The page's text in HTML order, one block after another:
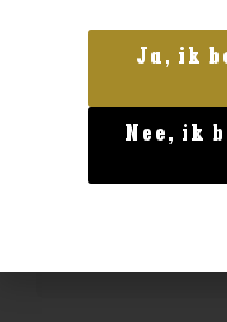
Geen categorie
Pastis 51 1.0 ltr
24,99
Ja, ik
Nee, ik